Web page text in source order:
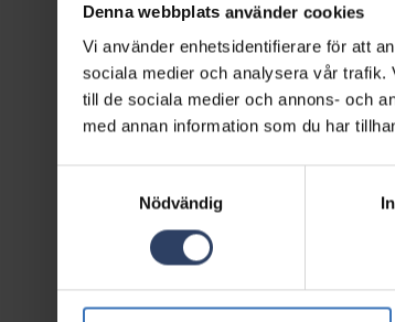
Denna webbplats använder cookies
Vi använder enhetsidentifierare för att
sociala medier och analysera vår trafik.
till de sociala medier och annons- och
med annan information som du har
Nödvändig